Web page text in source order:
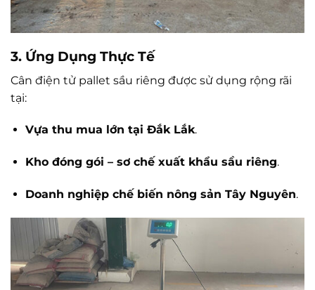
3. Ứng Dụng Thực Tế
Cân điện tử pallet sầu riêng được sử dụng rộng rãi
tại:
Vựa thu mua lớn tại Đắk Lắk.
Kho đóng gói – sơ chế xuất khẩu sầu riêng.
Doanh nghiệp chế biến nông sản Tây Nguyên.